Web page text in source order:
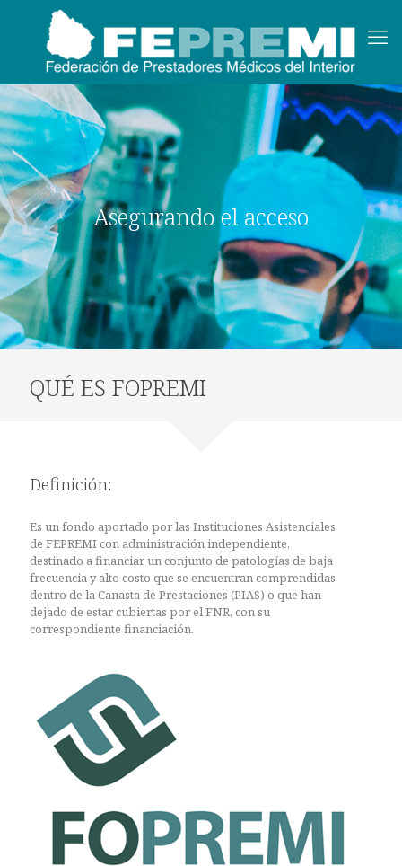
Asegurando el acceso
QUÉ ES FOPREMI
Definición:
Es un fondo aportado por las Instituciones Asistenciales
de FEPREMI con administración independiente,
destinado a financiar un conjunto de patologías de baja
frecuencia y alto costo que se encuentran comprendidas
dentro de la Canasta de Prestaciones (PIAS) o que han
dejado de estar cubiertas por el FNR, con su
correspondiente financiación.